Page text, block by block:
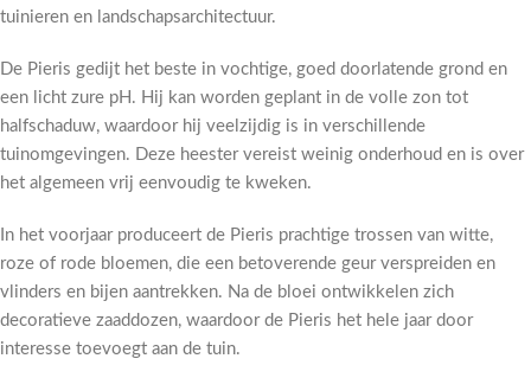
tuinieren en landschapsarchitectuur.
De Pieris gedijt het beste in vochtige, goed doorlatende grond en
een licht zure pH. Hij kan worden geplant in de volle zon tot
halfschaduw, waardoor hij veelzijdig is in verschillende
tuinomgevingen. Deze heester vereist weinig onderhoud en is over
het algemeen vrij eenvoudig te kweken.
In het voorjaar produceert de Pieris prachtige trossen van witte,
roze of rode bloemen, die een betoverende geur verspreiden en
vlinders en bijen aantrekken. Na de bloei ontwikkelen zich
decoratieve zaaddozen, waardoor de Pieris het hele jaar door
interesse toevoegt aan de tuin.